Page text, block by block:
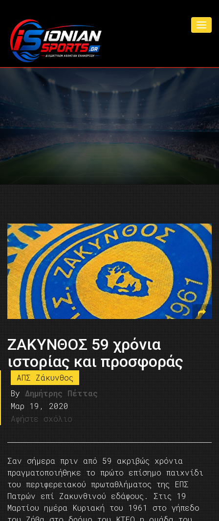
ΖΑΚΥΝΘΟΣ 59 χρόνια
ιστορίας και προσφοράς
ΑΠΣ Ζάκυνθος
By Δημήτρης Πέττας
Μαρ 19, 2020
Αφήστε σχόλιο
Σαν σήμερα πριν από 59 ακριβώς χρόνια
πραγματοποιήθηκε το πρώτο επίσημο παιχνίδι
του περιφερειακού πρωταθλήματος της ΕΠΣ
Πατρών επί Ζακυνθινού εδάφους. Στις 19
Μαρτίου ημέρα Κυριακή του 1961 στο γήπεδο